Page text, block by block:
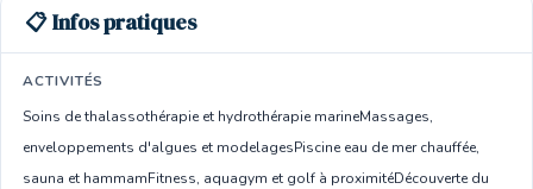
📋 Infos pratiques
ACTIVITÉS
Soins de thalassothérapie et hydrothérapie marineMassages,
enveloppements d'algues et modelagesPiscine eau de mer chauffée,
sauna et hammamFitness, aquagym et golf à proximitéDécouverte du